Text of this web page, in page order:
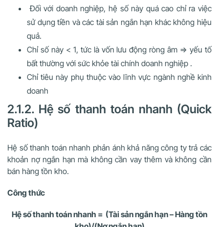
Đối với doanh nghiệp, hệ số này quá cao chỉ ra việc
sử dụng tiền và các tài sản ngắn hạn khác không hiệu
quả.
Chỉ số này < 1, tức là vốn lưu động ròng âm => yếu tố
bất thường với sức khỏe tài chính doanh nghiệp .
Chỉ tiêu này phụ thuộc vào lĩnh vực ngành nghề kinh
doanh
2.1.2. Hệ số thanh toán nhanh (Quick
Ratio)
Hệ số thanh toán nhanh phản ánh khả năng công ty trả các
khoản nợ ngắn hạn mà không cần vay thêm và không cần
bán hàng tồn kho.
Công thức
Hệ số thanh toán nhanh = (Tài sản ngắn hạn – Hàng tồn